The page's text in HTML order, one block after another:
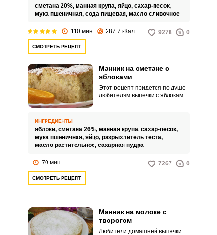
соблюдать главный пункт –
предварительно дать
настояться манной крупе в
сметана 20%, манная крупа, яйцо, сахар-песок,
мука пшеничная, сода пищевая, масло сливочное
110 мин 287.7 кКал 9278 0
СМОТРЕТЬ РЕЦЕПТ
Манник на сметане с
яблоками
Этот рецепт придется по душе
любителям выпечки с яблоками.
дополняет его.
ИНГРЕДИЕНТЫ
яблоки, сметана 26%, манная крупа, сахар-песок,
мука пшеничная, яйцо, разрыхлитель теста,
масло растительное, сахарная пудра
70 мин 7267 0
СМОТРЕТЬ РЕЦЕПТ
Манник на молоке с
творогом
Любители домашней выпечки